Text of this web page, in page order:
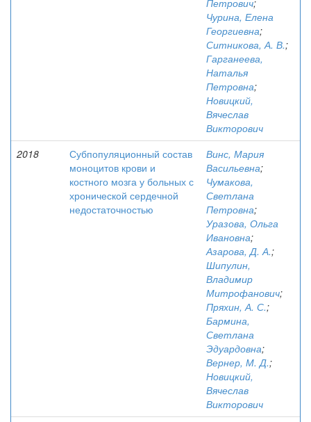
Петрович;
Чурина, Елена
Георгиевна;
Ситникова, А. В.;
Гарганеева,
Наталья
Петровна;
Новицкий,
Вячеслав
Викторович
2018
Субпопуляционный состав
моноцитов крови и
костного мозга у больных с
хронической сердечной
недостаточностью
Винс, Мария
Васильевна;
Чумакова,
Светлана
Петровна;
Уразова, Ольга
Ивановна;
Азарова, Д. А.;
Шипулин,
Владимир
Митрофанович;
Пряхин, А. С.;
Бармина,
Светлана
Эдуардовна;
Вернер, М. Д.;
Новицкий,
Вячеслав
Викторович